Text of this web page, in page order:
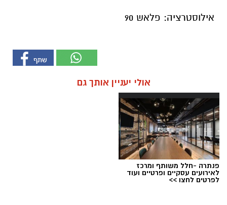
אילוסטרציה: פלאש 90
אולי יעניין אותך גם
פנתרה -חלל משותף ומרכז
לאירועים עסקיים ופרטיים ועוד
לפרטים לחצו >>